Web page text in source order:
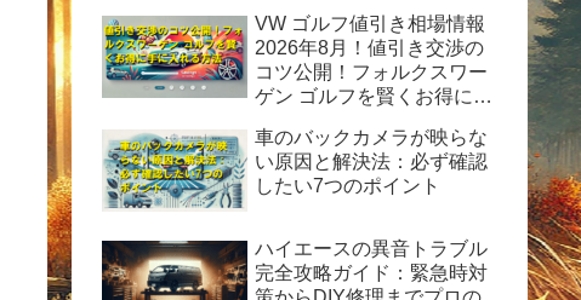
VW ゴルフ値引き相場情報
2026年8月！値引き交渉の
コツ公開！フォルクスワー
ゲン ゴルフを賢くお得に手
車のバックカメラが映らな
い原因と解決法：必ず確認
したい7つのポイント
ハイエースの異音トラブル
完全攻略ガイド：緊急時対